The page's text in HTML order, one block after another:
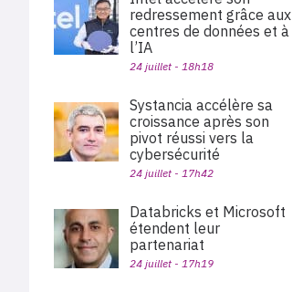
redressement grâce aux
centres de données et à
l’IA
24 juillet - 18h18
Systancia accélère sa
croissance après son
pivot réussi vers la
cybersécurité
24 juillet - 17h42
Databricks et Microsoft
étendent leur
partenariat
24 juillet - 17h19